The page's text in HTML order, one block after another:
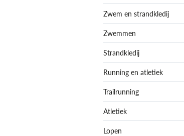
Zwem en strandkledij
Zwemmen
Strandkledij
Running en atletiek
Trailrunning
Atletiek
Lopen